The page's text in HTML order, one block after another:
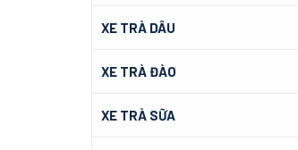
XE TRÀ DÂU
XE TRÀ ĐÀO
XE TRÀ SỮA